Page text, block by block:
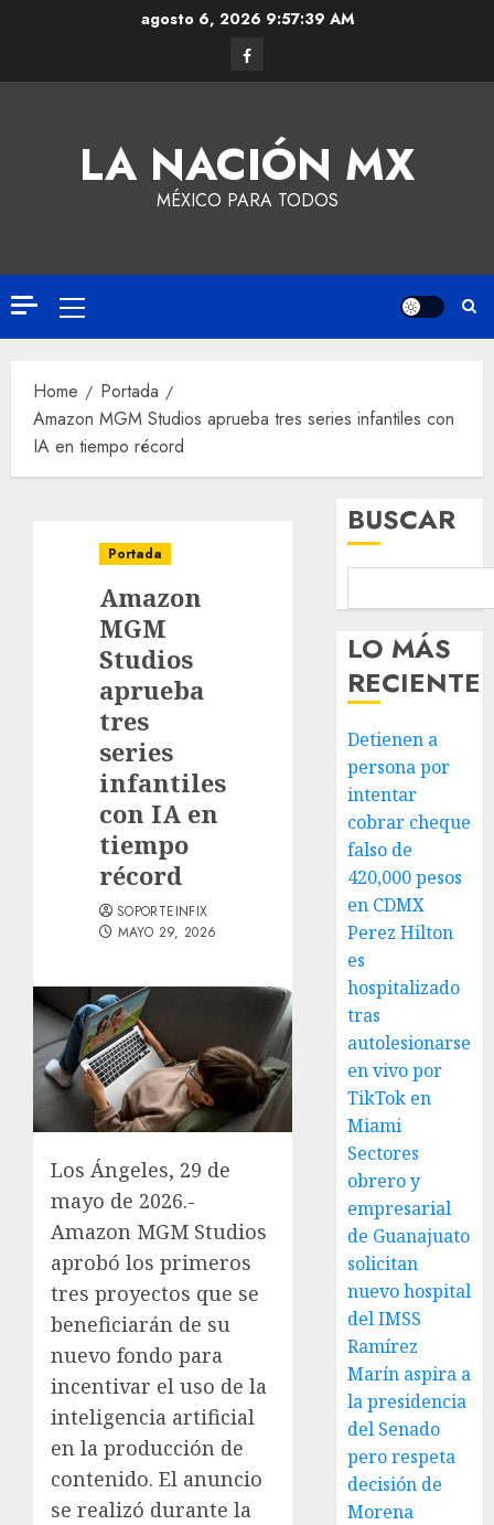
agosto 6, 2026 9:57:39 AM
LA NACIÓN MX
MÉXICO PARA TODOS
Home
Portada
Amazon MGM Studios aprueba tres series infantiles con
IA en tiempo récord
Portada
Amazon
MGM
Studios
aprueba
tres
series
infantiles
con IA en
tiempo
récord
SOPORTEINFIX
MAYO 29, 2026
Los Ángeles, 29 de
mayo de 2026.-
Amazon MGM Studios
aprobó los primeros
tres proyectos que se
beneficiarán de su
nuevo fondo para
incentivar el uso de la
inteligencia artificial
en la producción de
contenido. El anuncio
se realizó durante la
BUSCAR
LO MÁS
RECIENTE
Detienen a
persona por
intentar
cobrar cheque
falso de
420,000 pesos
en CDMX
Perez Hilton
es
hospitalizado
tras
autolesionarse
en vivo por
TikTok en
Miami
Sectores
obrero y
empresarial
de Guanajuato
solicitan
nuevo hospital
del IMSS
Ramírez
Marín aspira a
la presidencia
del Senado
pero respeta
decisión de
Morena